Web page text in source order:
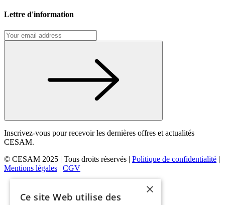
Lettre d'information
Inscrivez-vous pour recevoir les dernières offres et actualités
CESAM.
© CESAM 2025 | Tous droits réservés | Politique de confidentialité |
Mentions légales | CGV
×
Ce site Web utilise des